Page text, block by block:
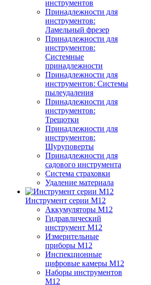
инструментов
Принадлежности для
инструментов:
Ламельный фрезер
Принадлежности для
инструментов:
Системные
принадлежности
Принадлежности для
инструментов: Системы
пылеудаления
Принадлежности для
инструментов:
Трещотки
Принадлежности для
инструментов:
Шуруповерты
Принадлежности для
садового инструмента
Система страховки
Удаление материала
Инструмент серии M12
Аккумуляторы M12
Гидравлический
инструмент M12
Измерительные
приборы M12
Инспекционные
цифровые камеры M12
Наборы инструментов
M12